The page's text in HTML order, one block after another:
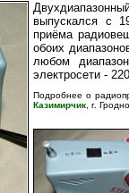
выпускался с
приёма
обоих
любом
электросети -
Подробнее о
Казимирчик , г.